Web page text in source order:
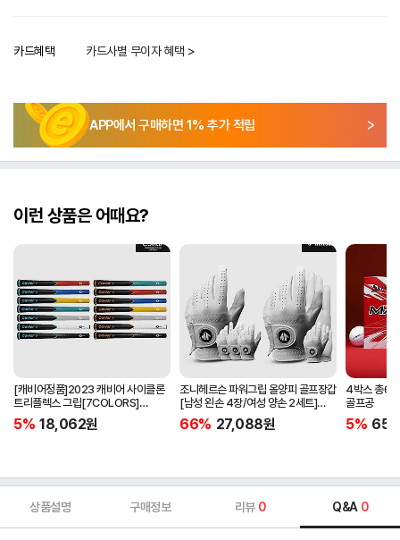
카드혜택 카드사별 무이자 혜택 >
APP에서 구매하면 1% 추가 적립
이런 상품은 어때요?
[캐비어정품]2023 캐비어 사이클론
트리플렉스 그립[7COLORS]
[라운드][39g/42g/46g/50g]
[R/S 토크]
5% 18,062원
조니헤르슨 파워그립 올양피 골프장갑
[남성 왼손 4장/여성 양손 2세트]
[화이트][케이스포함]
66% 27,088원
4박스 총60
골프공
5%
상품설명 구매정보 리뷰 0 Q&A 0